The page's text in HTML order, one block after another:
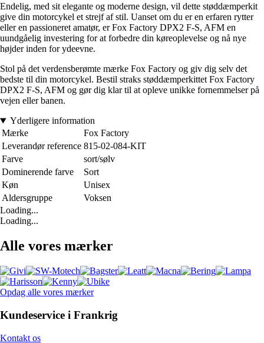
Endelig, med sit elegante og moderne design, vil dette støddæmperkit
give din motorcykel et strejf af stil. Uanset om du er en erfaren rytter
eller en passioneret amatør, er Fox Factory DPX2 F-S, AFM en
uundgåelig investering for at forbedre din køreoplevelse og nå nye
højder inden for ydeevne.
Stol på det verdensberømte mærke Fox Factory og giv dig selv det
bedste til din motorcykel. Bestil straks støddæmperkittet Fox Factory
DPX2 F-S, AFM og gør dig klar til at opleve unikke fornemmelser på
vejen eller banen.
Yderligere information
Mærke
Fox Factory
Leverandør reference 815-02-084-KIT
Farve
sort/sølv
Dominerende farve
Sort
Køn
Unisex
Aldersgruppe
Voksen
Loading...
Loading...
Alle vores mærker
Opdag alle vores mærker
Kundeservice i Frankrig
Kontakt os